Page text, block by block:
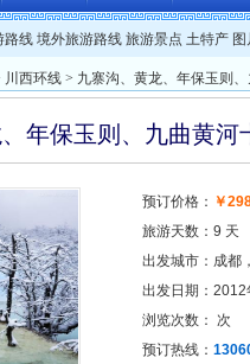
路线 境外旅游路线 旅游景点 土特产
川西环线 > 九寨沟、黄龙、年保玉则
年保玉则、九曲黄河
预订价格： ￥
旅游天数：9 天
出发城市：成都
出发日期：
浏览次数：
次
预订热线：